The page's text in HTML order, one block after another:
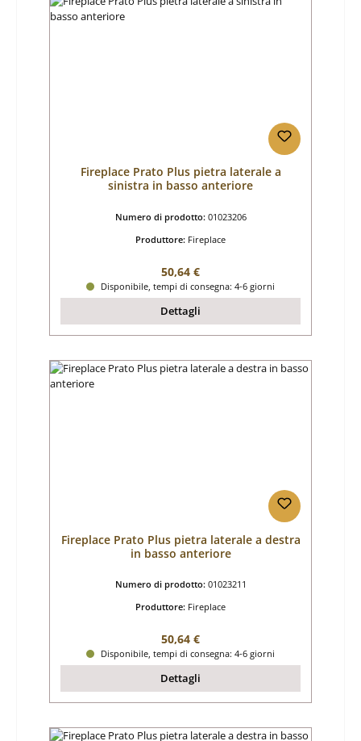
Fireplace Prato Plus pietra laterale a
sinistra in basso anteriore
Numero di prodotto: 01023206
Produttore: Fireplace
Prezzo normale:
50,64 €
Disponibile, tempi di consegna: 4-6 giorni
Dettagli
Fireplace Prato Plus pietra laterale a destra
in basso anteriore
Numero di prodotto: 01023211
Produttore: Fireplace
Prezzo normale:
50,64 €
Disponibile, tempi di consegna: 4-6 giorni
Dettagli